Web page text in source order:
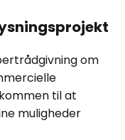
om
til at
muligheder